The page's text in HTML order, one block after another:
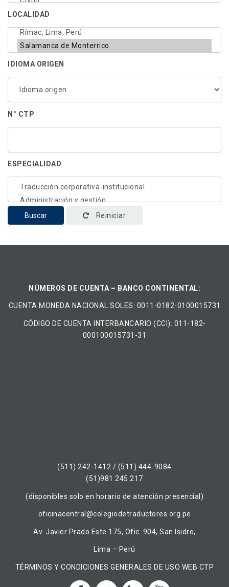
LOCALIDAD
IDIOMA ORIGEN
N° CTP
ESPECIALIDAD
Buscar Reiniciar
NÚMEROS DE CUENTA – BANCO CONTINENTAL:
CUENTA MONEDA NACIONAL​ ​SOLES​: 0011-0182-0100015731
CÓDIGO DE CUENTA INTERBANCARIO (CCI): 011-182-
000100015731-31
(511) 242-1412 / (511) 444-9084
(51)981 245 217
(disponibles solo en horario de atención presencial)
oficinacentral@colegiodetraductores.org.pe
Av. Javier Prado Este 175, Ofic. 904, San Isidro,
Lima – Perú
TÉRMINOS Y CONDICIONES GENERALES DE USO WEB CTP